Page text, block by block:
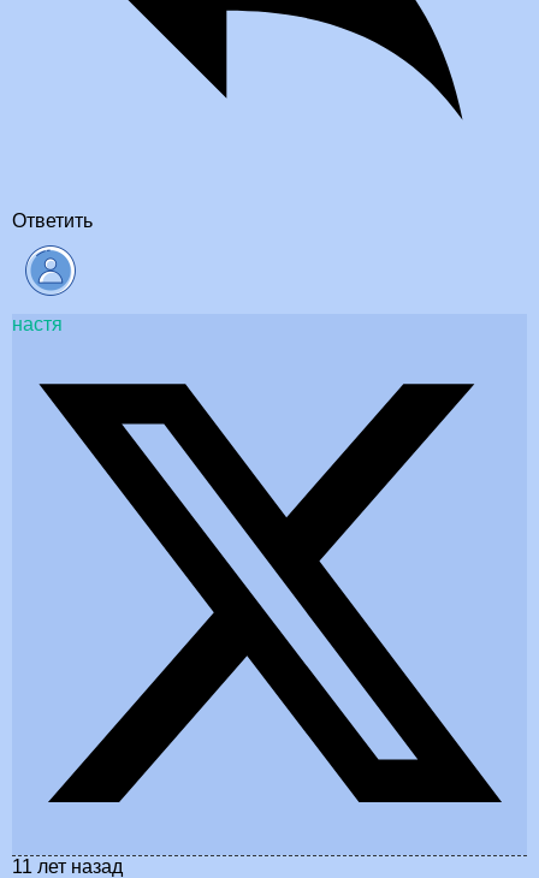
Ответить
настя
11 лет назад